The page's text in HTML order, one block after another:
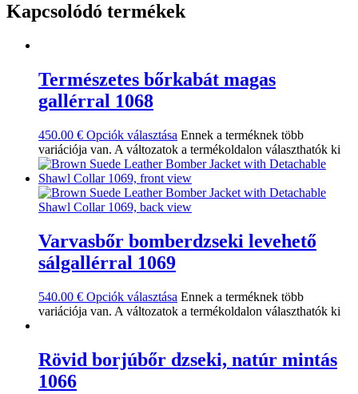
Kapcsolódó termékek
Természetes bőrkabát magas
gallérral 1068
450.00 € Opciók választása Ennek a terméknek több
variációja van. A változatok a termékoldalon választhatók ki
Varvasbőr bomberdzseki levehető
sálgallérral 1069
540.00 € Opciók választása Ennek a terméknek több
variációja van. A változatok a termékoldalon választhatók ki
Rövid borjúbőr dzseki, natúr mintás
1066